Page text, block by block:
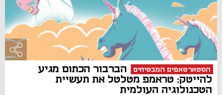
הסטארטאפים המבטיחים
הברבור הכתום מגיע
להייטק: טראמפ מטלטל את תעשיית
הטכנולוגיה העולמית